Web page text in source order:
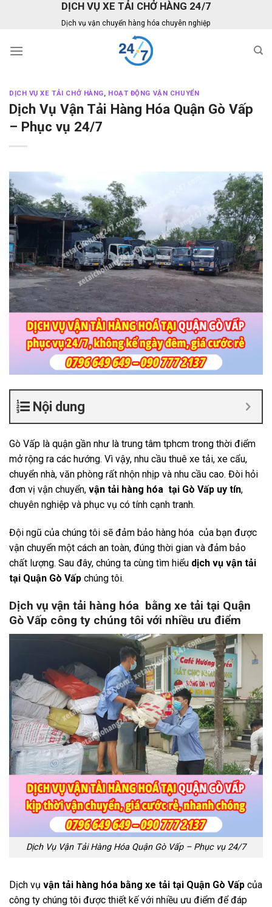
DỊCH VỤ XE TẢI CHỞ HÀNG 24/7
Dịch vụ vận chuyển hàng hóa chuyên nghiệp
DỊCH VỤ XE TẢI CHỞ HÀNG, HOẠT ĐỘNG VẬN CHUYỂN
Dịch Vụ Vận Tải Hàng Hóa Quận Gò Vấp
– Phục vụ 24/7
Nội dung
Gò Vấp là quận gần như là trung tâm tphcm trong thời điểm
mở rộng ra các hướng. Vì vậy, nhu cầu thuê xe tải, xe cẩu,
chuyển nhà, văn phòng rất nhộn nhịp và nhu cầu cao. Đòi hỏi
đơn vị vận chuyển, vận tải hàng hóa tại Gò Vấp uy tín,
chuyên nghiệp và phục vụ có tính cạnh tranh.
Đội ngũ của chúng tôi sẽ đảm bảo hàng hóa của bạn được
vận chuyển một cách an toàn, đúng thời gian và đảm bảo
chất lượng. Sau đây, chúng ta cùng tìm hiểu dịch vụ vận tải
tại Quận Gò Vấp chúng tôi.
Dịch vụ vận tải hàng hóa bằng xe tải tại Quận
Gò Vấp công ty chúng tôi với nhiều ưu điểm
Dịch Vụ Vận Tải Hàng Hóa Quận Gò Vấp – Phục vụ 24/7
Dịch vụ vận tải hàng hóa bằng xe tải tại Quận Gò Vấp của
công ty chúng tôi được thiết kế với nhiều ưu điểm để đáp